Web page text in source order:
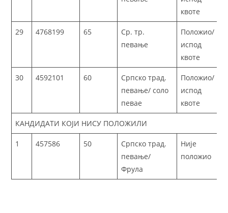
квоте
29 4768199 65
Ср. тр.
певање
Положио/
испод
квоте
30 4592101 60
Српско трад.
певање/ соло
певае
Положио/
испод
квоте
КАНДИДАТИ КОЈИ НИСУ ПОЛОЖИЛИ
1 457586 50
Српско трад.
певање/
Фрула
Није
положио